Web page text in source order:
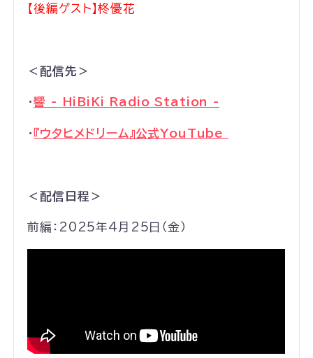
【後編ゲスト】柊優花
＜配信先＞
・響 - HiBiKi Radio Station -
・ 『ウタヒメドリーム』公式YouTube
＜配信日程＞
前編：2025年4月25日（金）